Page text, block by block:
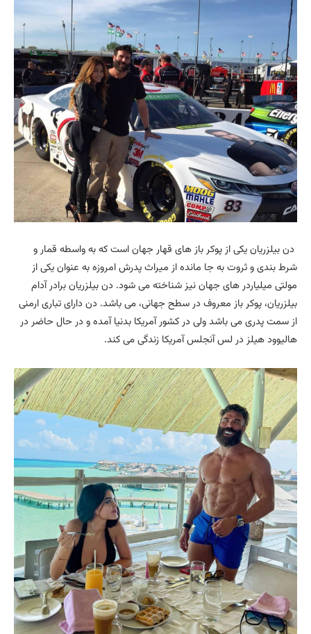
دن بیلزریان یکی از پوکر باز های قهار جهان است که به واسطه قمار و
شرط بندی و ثروت به جا مانده از میراث پدرش امروزه به عنوان یکی از
مولتی میلیاردر های جهان نیز شناخته می شود. دن بیلزریان برادر آدام
بیلزریان، پوکر باز معروف در سطح جهانی، می باشد. دن دارای تباری ارمنی
از سمت پدری می باشد ولی در کشور آمریکا بدنیا آمده و در حال حاضر در
هالیوود هیلز در لس آنجلس آمریکا زندگی می کند.